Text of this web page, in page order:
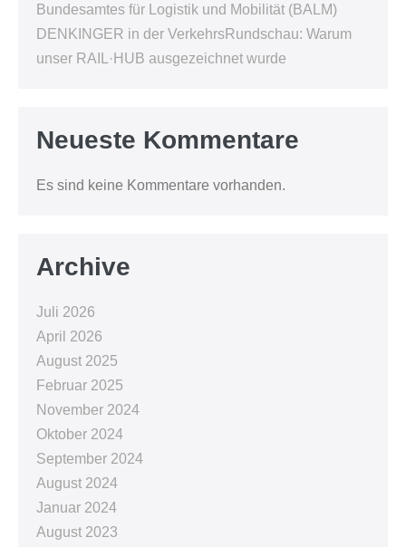
Bundesamtes für Logistik und Mobilität (BALM)
DENKINGER in der VerkehrsRundschau: Warum
unser RAIL·HUB ausgezeichnet wurde
Neueste Kommentare
Es sind keine Kommentare vorhanden.
Archive
Juli 2026
April 2026
August 2025
Februar 2025
November 2024
Oktober 2024
September 2024
August 2024
Januar 2024
August 2023